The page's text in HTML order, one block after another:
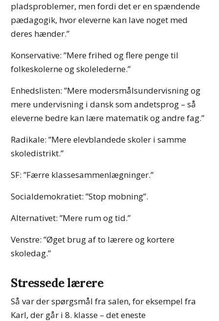
pladsproblemer, men fordi det er en spændende
pædagogik, hvor eleverne kan lave noget med
deres hænder.”
Konservative: ”Mere frihed og flere penge til
folkeskolerne og skolelederne.”
Enhedslisten: ”Mere modersmålsundervisning og
mere undervisning i dansk som andetsprog – så
eleverne bedre kan lære matematik og andre fag.”
Radikale: ”Mere elevblandede skoler i samme
skoledistrikt.”
SF: ”Færre klassesammenlægninger.”
Socialdemokratiet: ”Stop mobning”.
Alternativet: ”Mere rum og tid.”
Venstre: ”Øget brug af to lærere og kortere
skoledag.”
Stressede lærere
Så var der spørgsmål fra salen, for eksempel fra
Karl, der går i 8. klasse – det eneste